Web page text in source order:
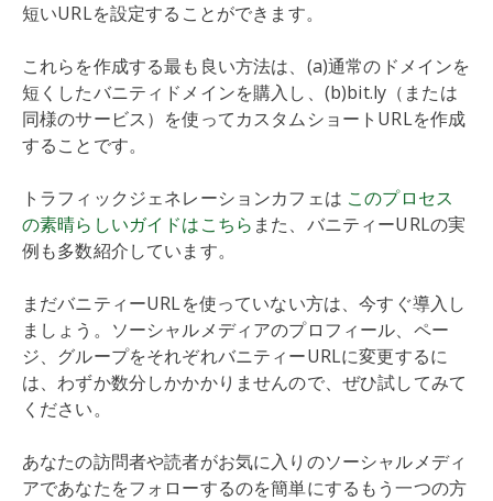
短いURLを設定することができます。
これらを作成する最も良い方法は、(a)通常のドメインを
短くしたバニティドメインを購入し、(b)bit.ly（または
同様のサービス）を使ってカスタムショートURLを作成
することです。
トラフィックジェネレーションカフェは このプロセス
の素晴らしいガイドはこちら また、バニティーURLの実
例も多数紹介しています。
まだバニティーURLを使っていない方は、今すぐ導入し
ましょう。ソーシャルメディアのプロフィール、ペー
ジ、グループをそれぞれバニティーURLに変更するに
は、わずか数分しかかかりませんので、ぜひ試してみて
ください。
あなたの訪問者や読者がお気に入りのソーシャルメディ
アであなたをフォローするのを簡単にするもう一つの方